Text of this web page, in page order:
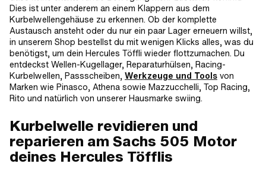
Dies ist unter anderem an einem Klappern aus dem
Kurbelwellengehäuse zu erkennen. Ob der komplette
Austausch ansteht oder du nur ein paar Lager erneuern willst,
in unserem Shop bestellst du mit wenigen Klicks alles, was du
benötigst, um dein Hercules Töffli wieder flottzumachen. Du
entdeckst Wellen-Kugellager, Reparaturhülsen, Racing-
Kurbelwellen, Passscheiben, Werkzeuge und Tools von
Marken wie Pinasco, Athena sowie Mazzucchelli, Top Racing,
Rito und natürlich von unserer Hausmarke swiing.
Kurbelwelle revidieren und
reparieren am Sachs 505 Motor
deines Hercules Töfflis